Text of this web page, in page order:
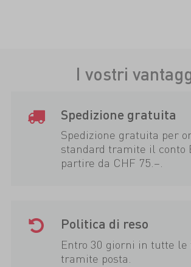
I vostri
Spedizione gratuita
Spedizione gratuita per
standard tramite il conto
partire da CHF 75.–.
Politica di reso
Entro 30 giorni in tutte
tramite posta.